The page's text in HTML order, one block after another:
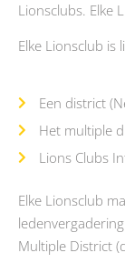
Lionsclubs. Elke
Elke Lionsclub is
Een district
Het multiple
Lions Clubs
Elke Lionsclub
Multiple District